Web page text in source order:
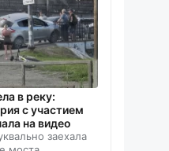
в реку:
с участием
на видео
заехала